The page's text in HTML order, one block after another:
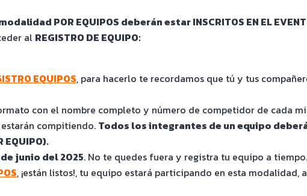
POR EQUIPOS deberán estar INSCRITOS EN EL
al REGISTRO DE EQUIPO:
EQUIPOS, para hacerlo te recordamos que tú y tus
con el nombre completo y número de competidor de cada
compitiendo. Todos los integrantes de un equipo
EQUIPO).
junio del 2025. No te quedes fuera y registra tu equipo a tiempo.
, ¡están listos!, tu equipo estará participando en esta modalidad,